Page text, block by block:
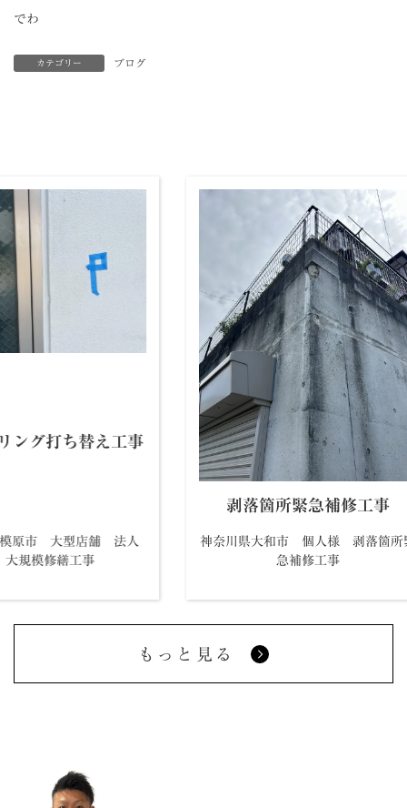
でわ
カテゴリー ブログ
壁シーリング打ち替え工事
神奈川県相模原市 大型店舗 法人
様 大規模修繕工事
剥落箇所緊急
神奈川県大和市 個人
もっと見る